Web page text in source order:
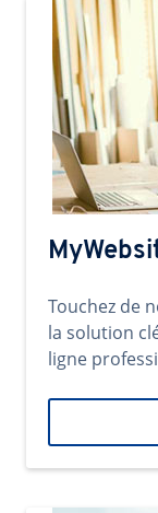
Touchez de
la solution
ligne